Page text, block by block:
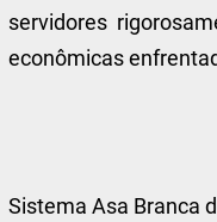
servidores
econômicas
Sistema Asa Branca